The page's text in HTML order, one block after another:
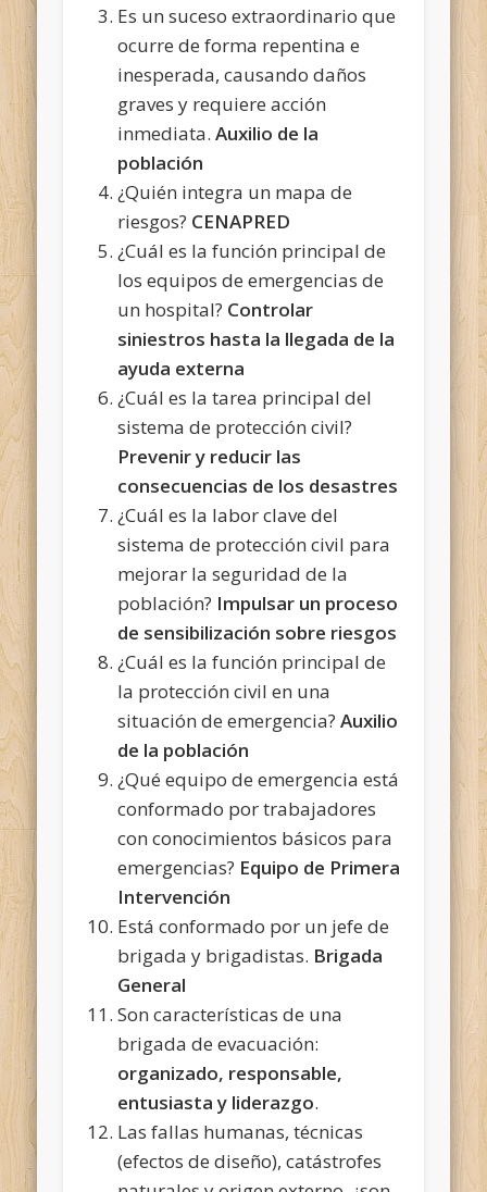
Es un suceso extraordinario que
ocurre de forma repentina e
inesperada, causando daños
graves y requiere acción
inmediata.Auxilio de la
población
¿Quién integra un mapa de
riesgos? CENAPRED
¿Cuál es la función principal de
los equipos de emergencias de
un hospital? Controlar
siniestros hasta la llegada de la
ayuda externa
¿Cuál es la tarea principal del
sistema de protección civil?
Prevenir y reducir las
consecuencias de los desastres
¿Cuál es la labor clave del
sistema de protección civil para
mejorar la seguridad de la
población? Impulsar un proceso
de sensibilización sobre riesgos
¿Cuál es la función principal de
la protección civil en una
situación de emergencia?Auxilio
de la población
¿Qué equipo de emergencia está
conformado por trabajadores
con conocimientos básicos para
emergencias? Equipo de Primera
Intervención
Está conformado por un jefe de
brigada y brigadistas. Brigada
General
Son características de una
brigada de evacuación:
organizado, responsable,
entusiasta y liderazgo.
Las fallas humanas, técnicas
(efectos de diseño), catástrofes